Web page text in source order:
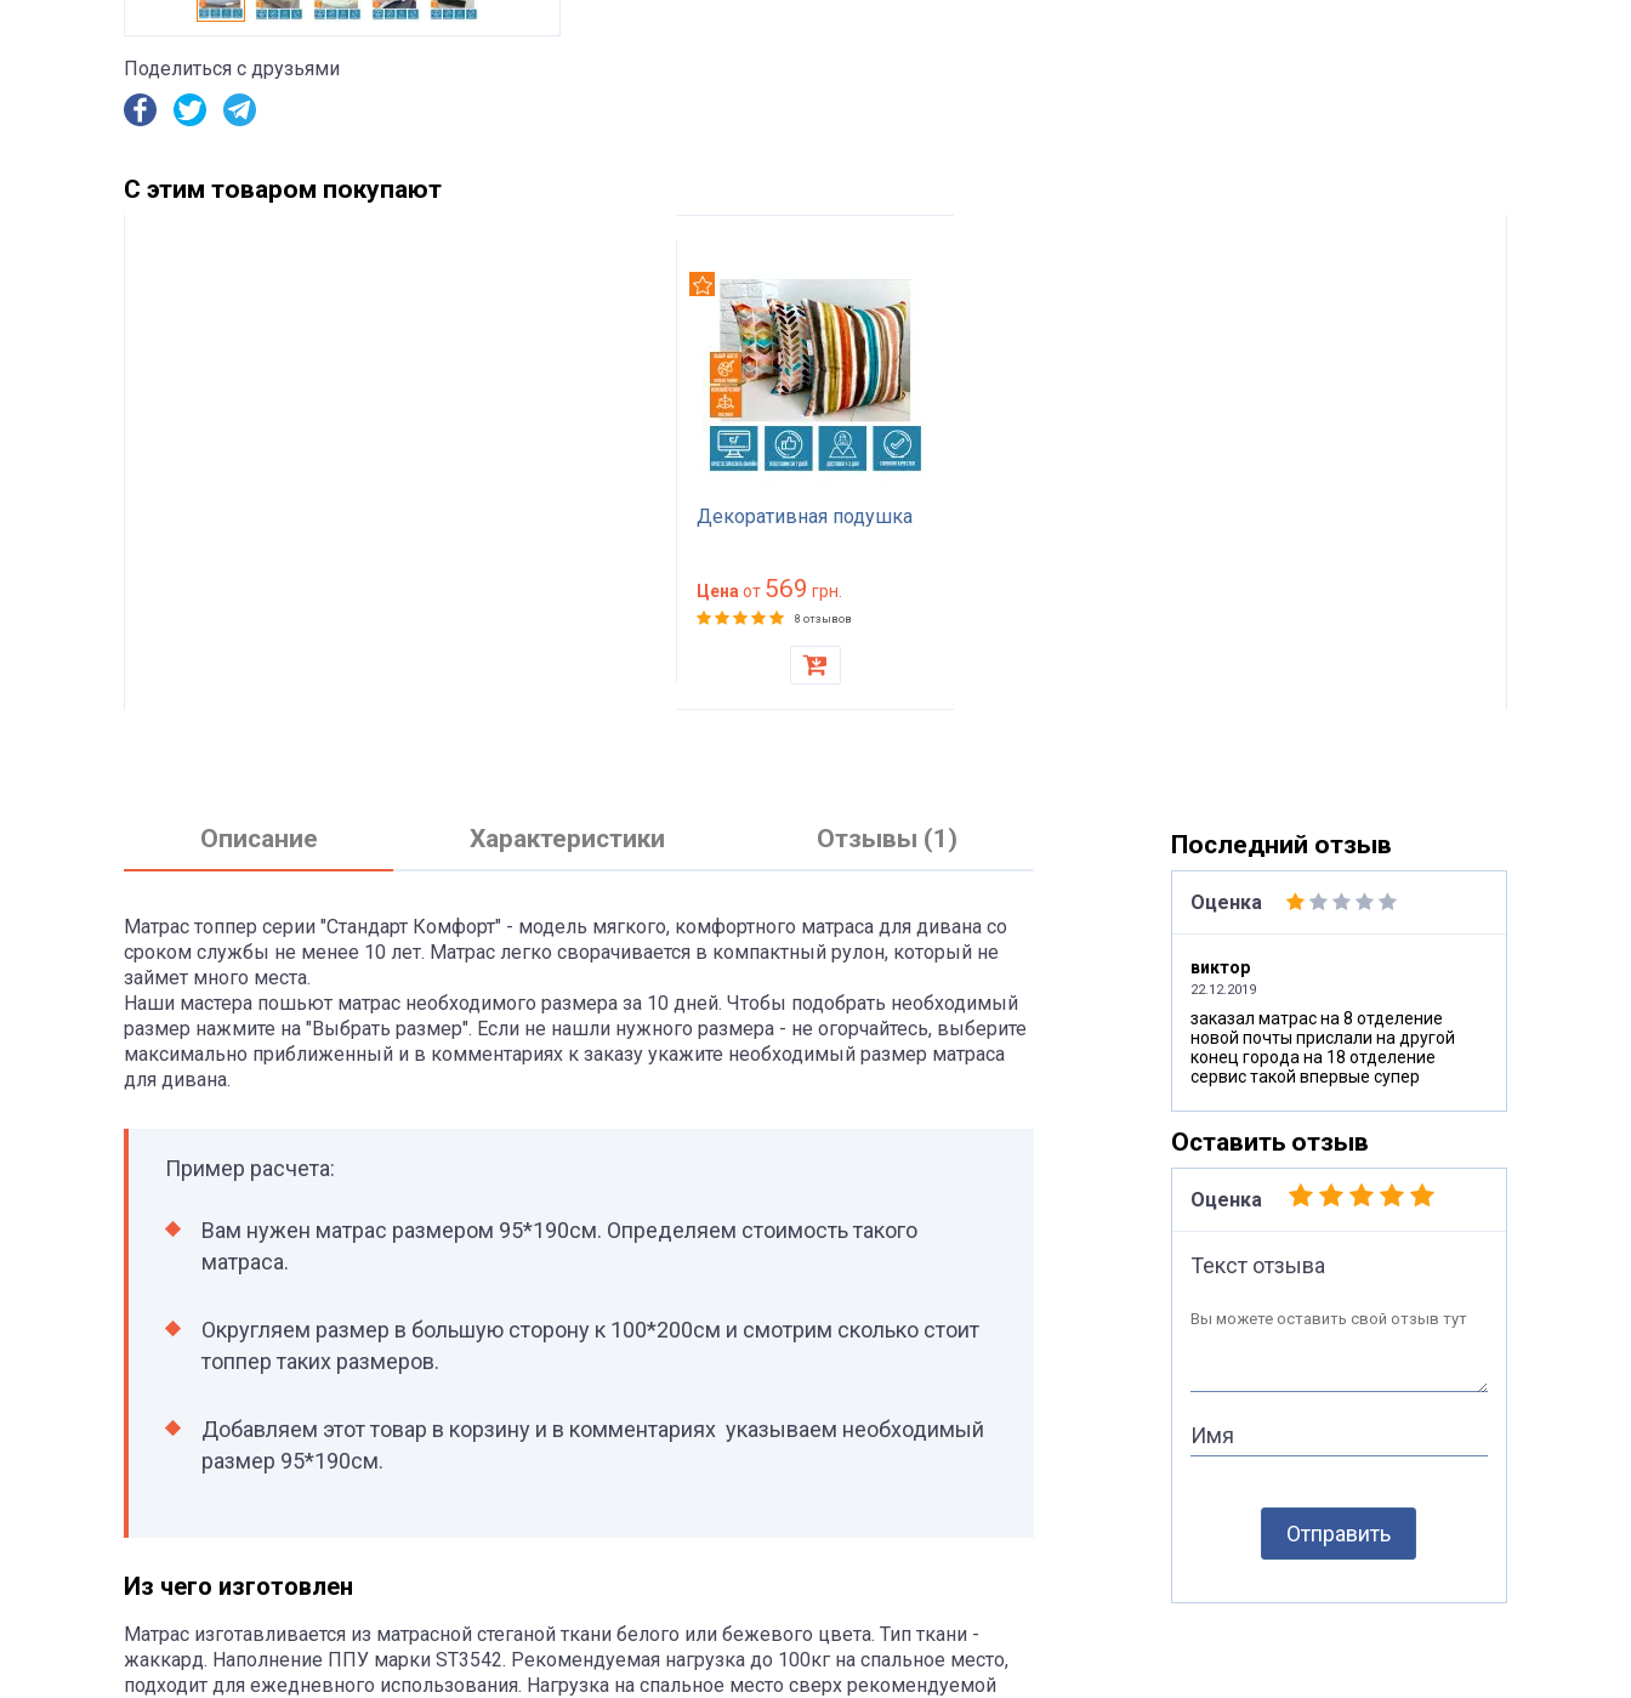
Поделиться с друзьями
С этим товаром покупают
Декоративная подушка
Рекомендуем
Цена от 569 грн.
8 отзывов
Описание Характеристики Отзывы (1)
Матрас топпер серии "Стандарт Комфорт" - модель мягкого, комфортного матраса для дивана со
сроком службы не менее 10 лет. Матрас легко сворачивается в компактный рулон, который не
займет много места.
Наши мастера пошьют матрас необходимого размера за 10 дней. Чтобы подобрать необходимый
размер нажмите на "Выбрать размер". Если не нашли нужного размера - не огорчайтесь, выберите
максимально приближенный и в комментариях к заказу укажите необходимый размер матраса
для дивана.
Пример расчета:
Вам нужен матрас размером 95*190см. Определяем стоимость такого
матраса.
Округляем размер в большую сторону к 100*200см и смотрим сколько стоит
топпер таких размеров.
Добавляем этот товар в корзину и в комментариях указываем необходимый
размер 95*190см.
Из чего изготовлен
Матрас изготавливается из матрасной стеганой ткани белого или бежевого цвета. Тип ткани -
жаккард. Наполнение ППУ марки ST3542. Рекомендуемая нагрузка до 100кг на спальное место,
подходит для ежедневного использования. Нагрузка на спальное место сверх рекомендуемой
Последний отзыв
Оценка
виктор
22.12.2019
заказал матрас на 8 отделение
новой почты прислали на другой
конец города на 18 отделение
сервис такой впервые супер
Оставить отзыв
Оценка
Текст отзыва
Вы можете оставить свой отзыв тут
Имя
Отправить